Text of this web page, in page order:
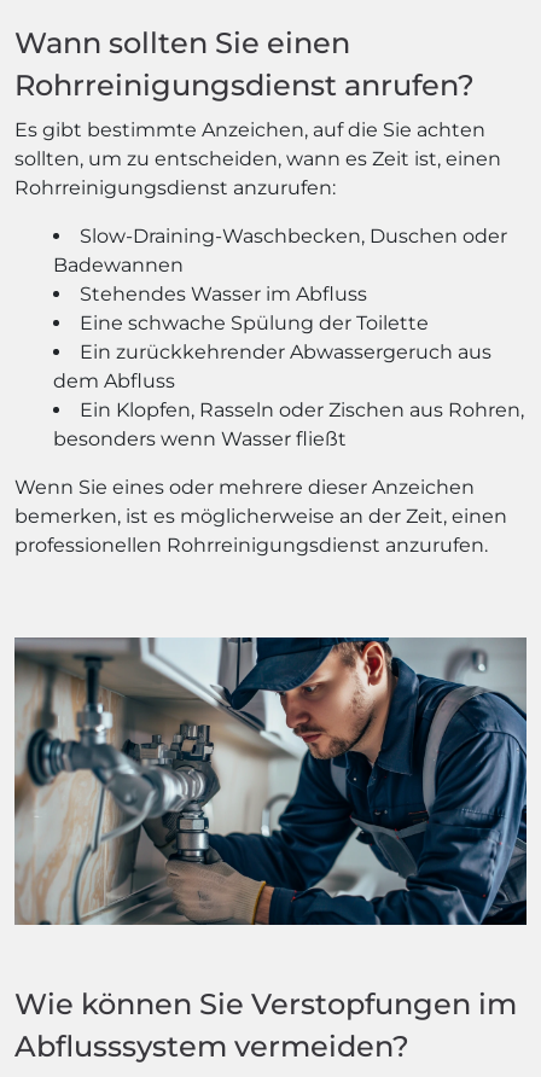
Wann sollten Sie einen
Rohrreinigungsdienst anrufen?
Es gibt bestimmte Anzeichen, auf die Sie achten
sollten, um zu entscheiden, wann es Zeit ist, einen
Rohrreinigungsdienst anzurufen:
Slow-Draining-Waschbecken, Duschen oder
Badewannen
Stehendes Wasser im Abfluss
Eine schwache Spülung der Toilette
Ein zurückkehrender Abwassergeruch aus
dem Abfluss
Ein Klopfen, Rasseln oder Zischen aus Rohren,
besonders wenn Wasser fließt
Wenn Sie eines oder mehrere dieser Anzeichen
bemerken, ist es möglicherweise an der Zeit, einen
professionellen Rohrreinigungsdienst anzurufen.
Wie können Sie Verstopfungen im
Abflusssystem vermeiden?